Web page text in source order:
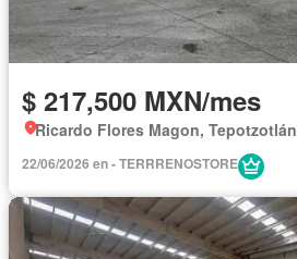
$ 217,500 MXN/mes
Ricardo Flores Magon, Tepotzotlán
22/06/2026 en - TERRRENOSTORE